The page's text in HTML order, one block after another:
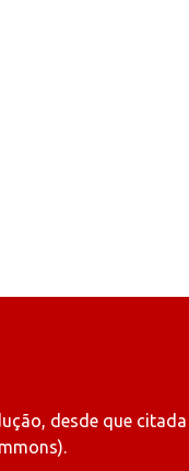
desde que citada
).